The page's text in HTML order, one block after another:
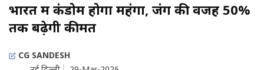
भारत में कंडोम होगा महंगा, जंग की वजह 50%
तक बढ़ेगी कीमतें
CG SANDESH